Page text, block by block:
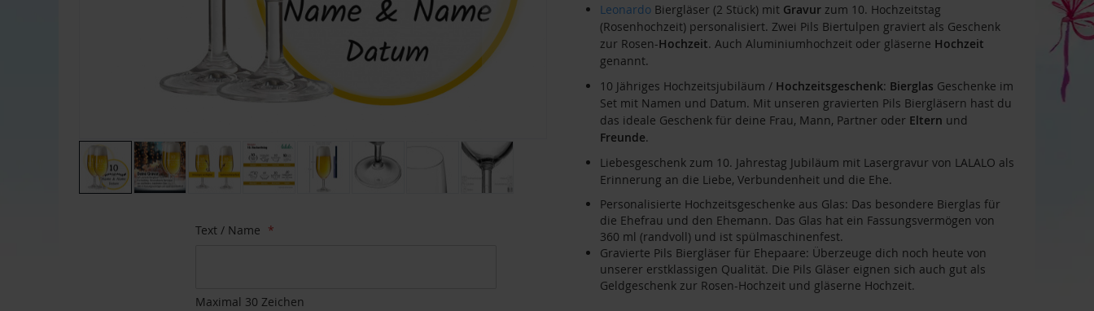
LeonardoBiergläser (2 Stück) mit Gravurzum 10. Hochzeitstag
(Rosenhochzeit) personalisiert. Zwei Pils Biertulpen graviert als Geschenk
zur Rosen-Hochzeit. Auch Aluminiumhochzeit oder gläserne Hochzeit
genannt.
10 Jähriges Hochzeitsjubiläum / Hochzeitsgeschenk: Bierglas Geschenke im
Set mit Namen und Datum. Mit unseren gravierten Pils Biergläsern hast du
das ideale Geschenk für deine Frau, Mann, Partner oder Eltern und
Freunde.
Liebesgeschenk zum 10. Jahrestag Jubiläum mit Lasergravur von LALALO als
Erinnerung an die Liebe, Verbundenheit und die Ehe.
Personalisierte Hochzeitsgeschenke aus Glas: Das besondere Bierglas für
die Ehefrau und den Ehemann. Das Glas hat ein Fassungsvermögen von
360 ml (randvoll) und ist spülmaschinenfest.
Gravierte Pils Biergläser für Ehepaare: Überzeuge dich noch heute von
unserer erstklassigen Qualität. Die Pils Gläser eignen sich auch gut als
Geldgeschenk zur Rosen-Hochzeit und gläserne Hochzeit.
Text / Name
Maximal 30 Zeichen